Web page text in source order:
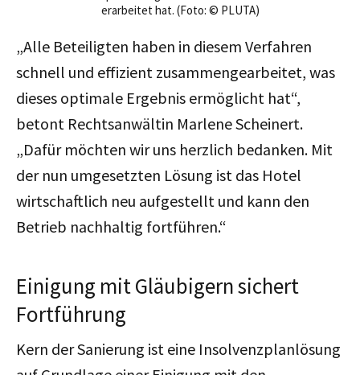
erarbeitet hat. (Foto: © PLUTA)
„Alle Beteiligten haben in diesem Verfahren
schnell und effizient zusammengearbeitet, was
dieses optimale Ergebnis ermöglicht hat“,
betont Rechtsanwältin Marlene Scheinert.
„Dafür möchten wir uns herzlich bedanken. Mit
der nun umgesetzten Lösung ist das Hotel
wirtschaftlich neu aufgestellt und kann den
Betrieb nachhaltig fortführen.“
Einigung mit Gläubigern sichert
Fortführung
Kern der Sanierung ist eine Insolvenzplanlösung